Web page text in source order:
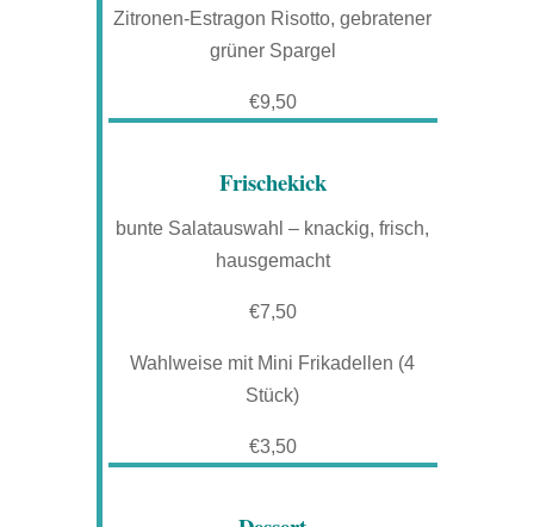
Zitronen-Estragon Risotto, gebratener
grüner Spargel
€9,50
Frischekick
bunte Salatauswahl – knackig, frisch,
hausgemacht
€7,50
Wahlweise mit Mini Frikadellen (4
Stück)
€3,50